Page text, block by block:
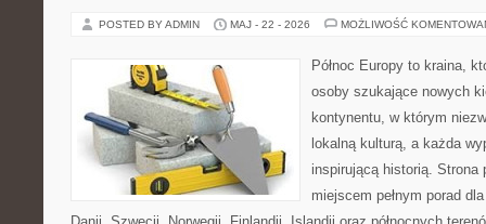
POSTED BY ADMIN MAJ - 22 - 2026 MOŻLIWOŚĆ
Północ Europy to kraina,
osoby szukające nowych
kontynentu, w którym
lokalną kulturą, a każda
inspirującą historią.
miejscem pełnym porad